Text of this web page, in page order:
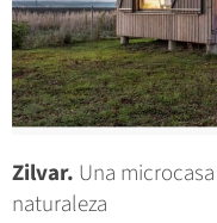
Zilvar. Una
naturaleza